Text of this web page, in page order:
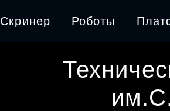
Скринер Роботы